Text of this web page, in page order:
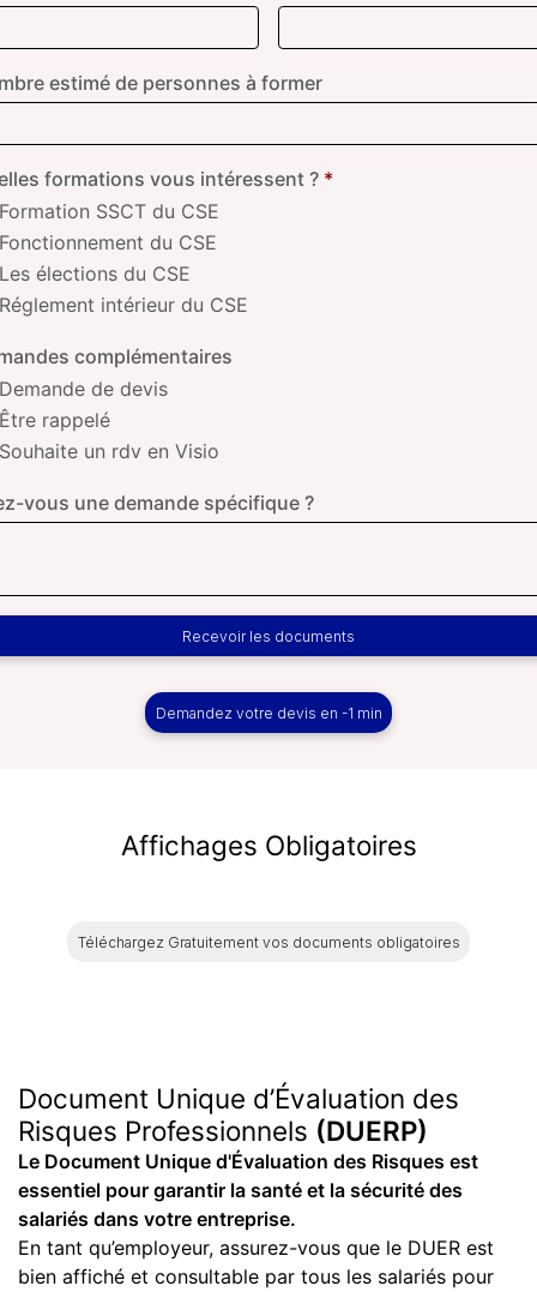
estimé de personnes à former
formations vous intéressent ? *
Formation SSCT du CSE
Fonctionnement du CSE
Les élections du CSE
Réglement intérieur du CSE
complémentaires
Demande de devis
Être rappelé
Souhaite un rdv en Visio
vous une demande spécifique ?
Recevoir les documents
Demandez votre devis en -1 min
Affichages Obligatoires
Téléchargez Gratuitement vos documents obligatoires
Document Unique d’Évaluation des
Risques Professionnels (DUERP)
Le Document Unique d'Évaluation des Risques est
essentiel pour garantir la santé et la sécurité des
salariés dans votre entreprise.
En tant qu’employeur, assurez-vous que le DUER est
bien affiché et consultable par tous les salariés pour